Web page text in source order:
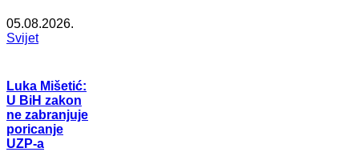
05.08.2026.
Svijet
Luka Mišetić:
U BiH zakon
ne zabranjuje
poricanje
UZP-a